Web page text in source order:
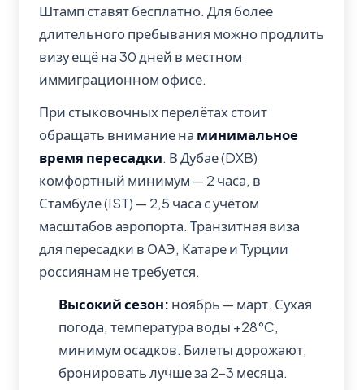
Штамп ставят бесплатно. Для более
длительного пребывания можно продлить
визу ещё на 30 дней в местном
иммиграционном офисе.
При стыковочных перелётах стоит
обращать внимание на минимальное
время пересадки. В Дубае (DXB)
комфортный минимум — 2 часа, в
Стамбуле (IST) — 2,5 часа с учётом
масштабов аэропорта. Транзитная виза
для пересадки в ОАЭ, Катаре и Турции
россиянам не требуется.
Высокий сезон: ноябрь — март. Сухая
погода, температура воды +28°C,
минимум осадков. Билеты дорожают,
бронировать лучше за 2–3 месяца.